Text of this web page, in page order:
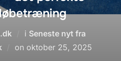
i Seneste nyt fra
on Udgivet
oktober 25, 2025